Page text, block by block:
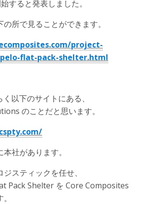
すると発表しました。
所で見ることができます。
project-
flat-pack-shelter.html
以下のサイトにある、
のことだと思います。
社があります。
スティックを任せ、
Pack Shelter を Core Composites